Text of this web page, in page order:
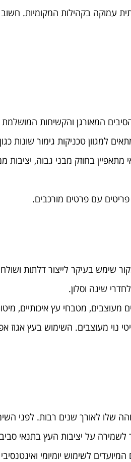
עמוקה בקהילות המקומיות.
המאורגן והקשיחות
למגוון טכניקות גימור שונות
בחוזק מבני גבוה,
עם פרטים מורכבים.
בעיקר לייצור דלתות
שינה וסלון.
מעוצבים, מטבחי עץ
נוי מעוצבים. השימוש בעץ
שלו לאורך שנים רבות. לפני
לשימוש יומיומי